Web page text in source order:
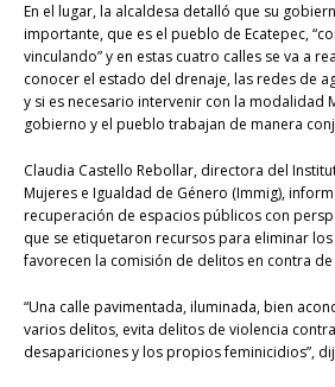
En el lugar, la alcaldesa detalló que su
importante, que es el pueblo de Ecatepec,
vinculando” y en estas cuatro calles se va a
conocer el estado del drenaje, las redes de
y si es necesario intervenir con la modalidad
gobierno y el pueblo trabajan de manera
Claudia Castello Rebollar, directora del
Mujeres e Igualdad de Género (Immig),
recuperación de espacios públicos con
que se etiquetaron recursos para eliminar
favorecen la comisión de delitos en contra de
“Una calle pavimentada, iluminada, bien
varios delitos, evita delitos de violencia
desapariciones y los propios feminicidios”,